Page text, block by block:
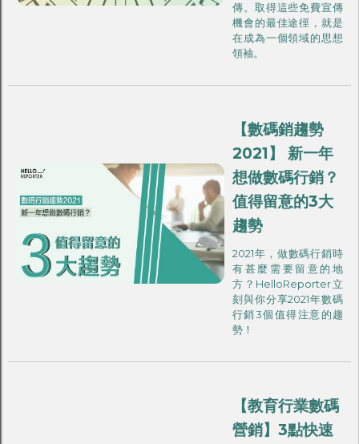
傳。取得這些免費宣傳
機會的最佳途徑，就是
在成為一個領域的思想
領袖。
【數碼銷趨勢
2021】 新一年
想做數碼行銷？
值得留意的3大
趨勢
2021年，做數碼行銷時
有甚麼需要留意的地
方？HelloReporter立
刻與你分享2021年數碼
行銷3個值得注意的趨
勢！
【教育行業數碼
營銷】3點快速